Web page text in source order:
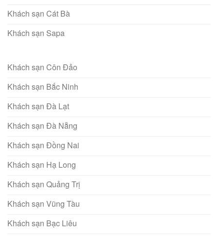
Khách sạn Cát Bà
Khách sạn Sapa
Khách sạn Côn Đảo
Khách sạn Bắc Ninh
Khách sạn Đà Lạt
Khách sạn Đà Nẵng
Khách sạn Đồng Nai
Khách sạn Hạ Long
Khách sạn Quảng Trị
Khách sạn Vũng Tàu
Khách sạn Bạc Liêu